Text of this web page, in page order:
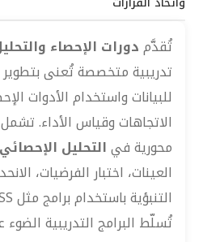
تُقدَّمدورات الإحصاء
تدريبية متخصصة تُعنى
للبيانات واستخدام الأدوات
الاتجاهات وقياس الأداء.
محورية فيالتحليل
العينات، اختبار الفرضيات،
التنبؤية باستخدام برامج مثل SPSS وExcel وPower BI.
تُسلّط البرامج التدريبية